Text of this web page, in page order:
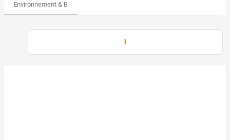
Environnement & Bio
1